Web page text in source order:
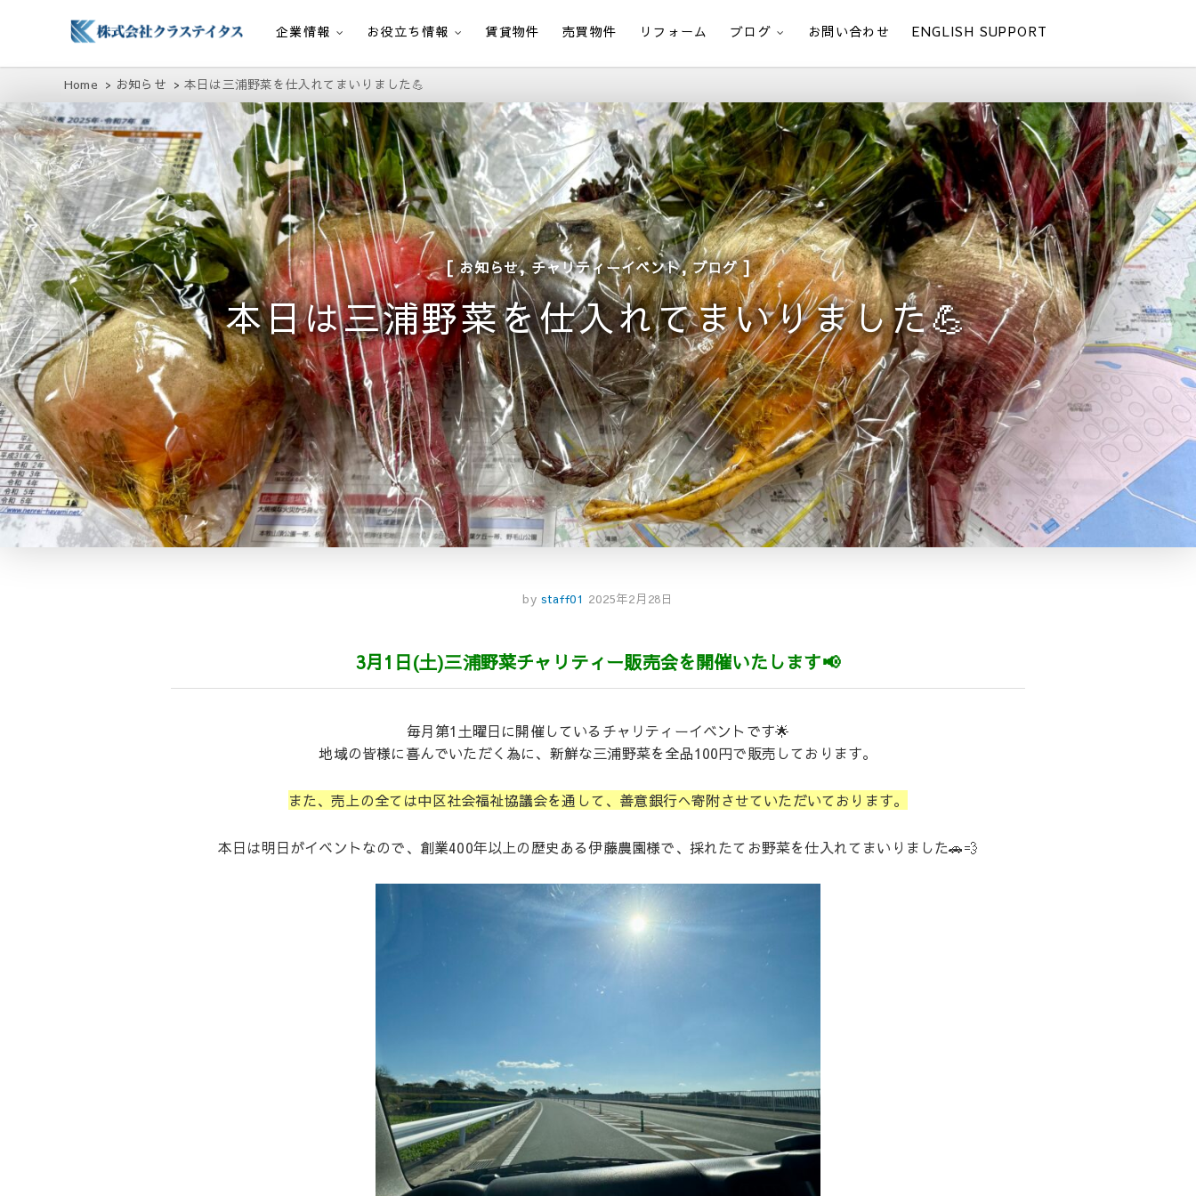
株式会社クラステイタス
企業情報 お役立ち情報 賃貸物件 売買物件 リフォーム ブログ お問い合わせ ENGLISH SUPPORT
Home お知らせ 本日は三浦野菜を仕入れてまいりました💪
お知らせ,チャリティーイベント,ブログ
本日は三浦野菜を仕入れてまいりました💪
by staff01 2025年2月28日
3月1日(土)三浦野菜チャリティー販売会を開催いたします📢
毎月第1土曜日に開催しているチャリティーイベントです🌟
地域の皆様に喜んでいただく為に、新鮮な三浦野菜を全品100円で販売しております。
また、売上の全ては中区社会福祉協議会を通して、善意銀行へ寄附させていただいております。
本日は明日がイベントなので、創業400年以上の歴史ある伊藤農園様で、採れたてお野菜を仕入れてまいりました🚗💨